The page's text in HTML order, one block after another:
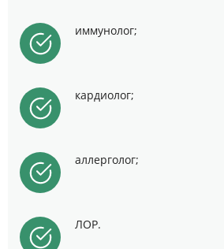
иммунолог;
кардиолог;
аллерголог;
ЛОР.